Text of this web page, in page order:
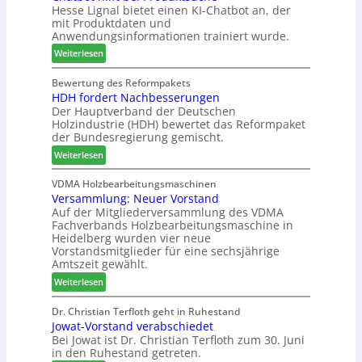
r
t
e
s
S
y
s
t
e
m
i
o
n
s
w
o
c
h
e
n
2
0
2
6
e
c
m
e
l
d
e
t
B
e
s
u
c
h
e
r
z
a
h
l
e
n
Hesse Lignal bietet einen KI-Chatbot an, der
mit Produktdaten und
Anwendungsinformationen trainiert wurde.
Weiterlesen:
C
h
a
t
b
o
t
h
i
l
f
t
b
e
i
P
r
o
d
u
k
Bewertung des Reformpakets
HDH fordert Nachbesserungen
Der Hauptverband der Deutschen
Holzindustrie (HDH) bewertet das Reformpaket
der Bundesregierung gemischt.
Weiterlesen:
H
D
H
f
o
r
d
e
r
t
N
a
c
h
VDMA Holzbearbeitungsmaschinen
Versammlung: Neuer Vorstand
Auf der Mitgliederversammlung des VDMA
Fachverbands Holzbearbeitungsmaschine in
Heidelberg wurden vier neue
Vorstandsmitglieder für eine sechsjährige
Amtszeit gewählt.
Weiterlesen:
V
e
r
s
a
Dr. Christian Terfloth geht in Ruhestand
Jowat-Vorstand verabschiedet
Bei Jowat ist Dr. Christian Terfloth zum 30. Juni
in den Ruhestand getreten.